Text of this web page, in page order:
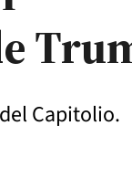
Capitolio.